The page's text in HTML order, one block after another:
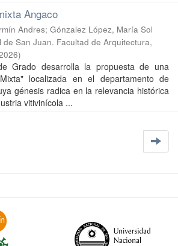
Angaco
Andres; Gónzalez López, María Sol
de San Juan. Facultad de Arquitectura,
)
Grado desarrolla la propuesta de una
localizada en el departamento de
génesis radica en la relevancia histórica
vitivinícola ...